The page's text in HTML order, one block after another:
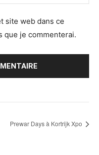
site web dans ce
que je commenterai.
Prewar Days à Kortrijk Xpo